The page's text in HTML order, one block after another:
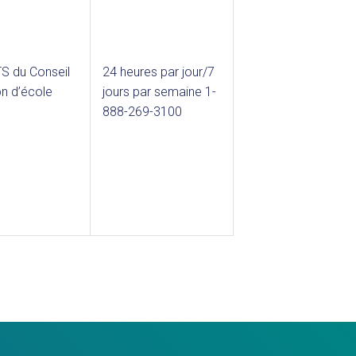
du Conseil
d’école
24 heures par jour/7
jours par semaine 1-
888-269-3100